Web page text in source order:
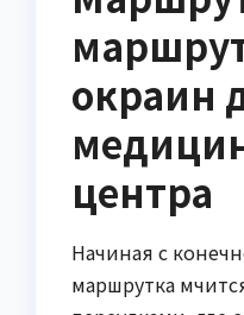
окраин
центра
Начиная с
маршрутка